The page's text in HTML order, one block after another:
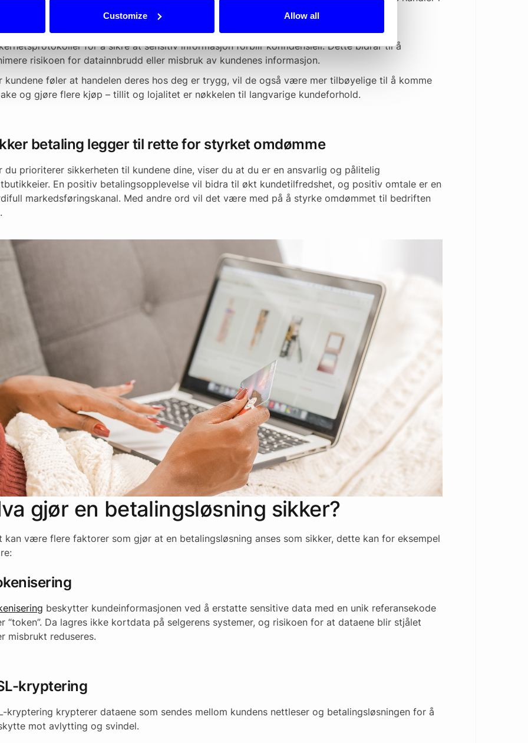
Customize Allow all
betalingsløsning vil benytte seg av avansert krypteringsteknologi og strenge
for å sikre at sensitiv informasjon forblir konfidensiell. Dette bidrar til å
risikoen for datainnbrudd eller misbruk av kundenes informasjon.
kundene føler at handelen deres hos deg er trygg, vil de også være mer tilbøyelige til å komme
og gjøre flere kjøp – tillit og lojalitet er nøkkelen til langvarige kundeforhold.
betaling legger til rette for styrket omdømme
du prioriterer sikkerheten til kundene dine, viser du at du er en ansvarlig og pålitelig
En positiv betalingsopplevelse vil bidra til økt kundetilfredshet, og positiv omtale er en
markedsføringskanal. Med andre ord vil det være med på å styrke omdømmet til bedriften
gjør en betalingsløsning sikker?
kan være flere faktorer som gjør at en betalingsløsning anses som sikker, dette kan for eksempel
beskytter kundeinformasjonen ved å erstatte sensitive data med en unik referansekode
“token”. Da lagres ikke kortdata på selgerens systemer, og risikoen for at dataene blir stjålet
misbrukt reduseres.
kryptering
kryptering krypterer dataene som sendes mellom kundens nettleser og betalingsløsningen for å
mot avlytting og svindel.